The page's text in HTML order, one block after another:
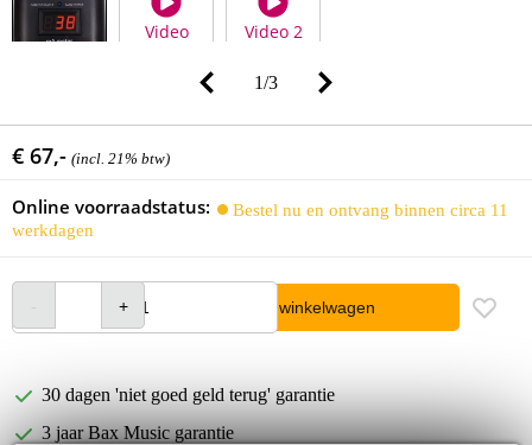
Video Video 2
1/3
€ 67,- (incl. 21% btw)
Online voorraadstatus:
Bestel nu en ontvang binnen circa 11
werkdagen
In winkelwagen
30 dagen 'niet goed geld terug' garantie
3 jaar Bax Music garantie